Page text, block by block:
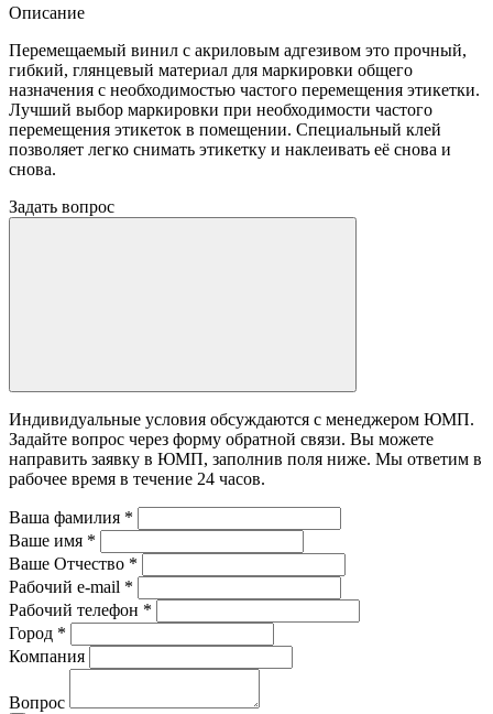
Описание
Перемещаемый винил с акриловым адгезивом это прочный,
гибкий, глянцевый материал для маркировки общего
назначения с необходимостью частого перемещения этикетки.
Лучший выбор маркировки при необходимости частого
перемещения этикеток в помещении. Специальный клей
позволяет легко снимать этикетку и наклеивать её снова и
снова.
Задать вопрос
Индивидуальные условия обсуждаются с менеджером ЮМП.
Задайте вопрос через форму обратной связи. Вы можете
направить заявку в ЮМП, заполнив поля ниже. Mы ответим в
рабочее время в течение 24 часов.
Ваша фамилия *
Ваше имя *
Ваше Отчество *
Рабочий e-mail *
Рабочий телефон *
Город *
Компания
Вопрос